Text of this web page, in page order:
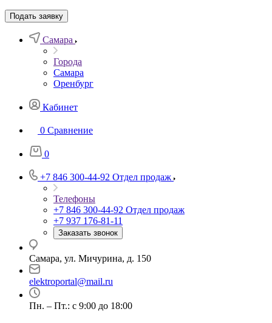
Подать заявку
Самара
Города
Самара
Оренбург
Кабинет
0 Сравнение
0
+7 846 300-44-92 Отдел продаж
Телефоны
+7 846 300-44-92 Отдел продаж
+7 937 176-81-11
Заказать звонок
Самара, ул. Мичурина, д. 150
elektroportal@mail.ru
Пн. – Пт.: с 9:00 до 18:00